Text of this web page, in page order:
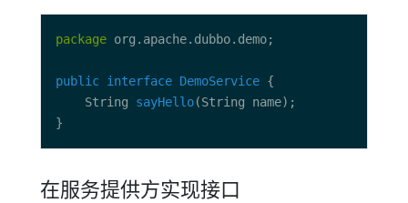
package
public interface DemoService
    String
sayHello
在服务提供方实现接口